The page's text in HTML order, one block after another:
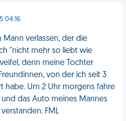
04:16
Mann verlassen, der die
"nicht mehr so liebt wie
denn meine Tochter
von der ich seit 3
habe. Um 2 Uhr morgens fahre
das Auto meines Mannes
FML